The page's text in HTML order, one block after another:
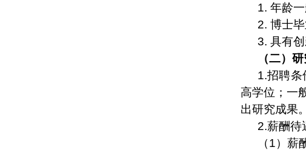
1. 年龄
2. 博士
3. 具有
（二）
1.招聘条
高学位；一
出研究成果。
2.薪酬待
（1）薪